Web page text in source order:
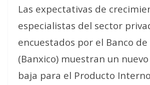
Las expectativas de
especialistas del sector
encuestados por el Banco de
(Banxico) muestran un
baja para el Producto